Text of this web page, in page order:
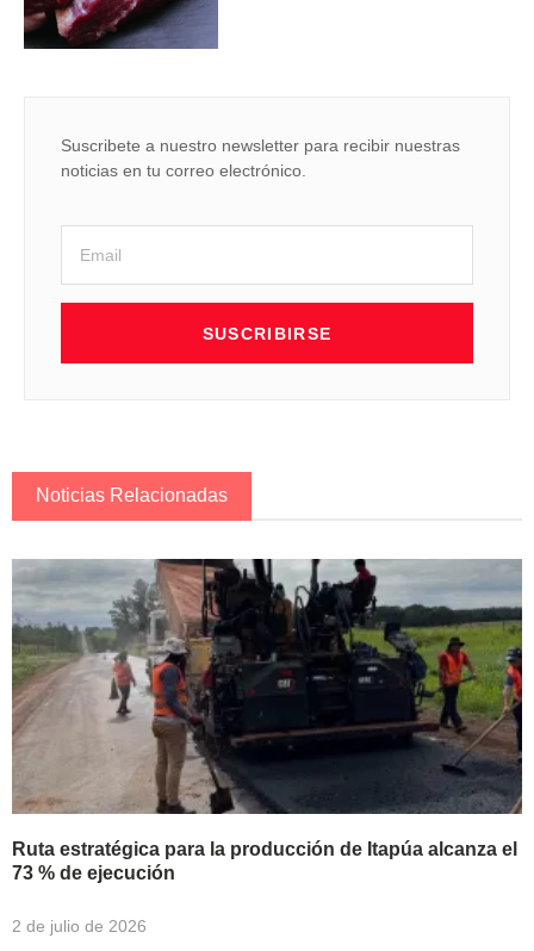
Suscribete a nuestro newsletter para recibir nuestras
noticias en tu correo electrónico.
SUSCRIBIRSE
Noticias Relacionadas
Ruta estratégica para la producción de Itapúa alcanza el
73 % de ejecución
2 de julio de 2026